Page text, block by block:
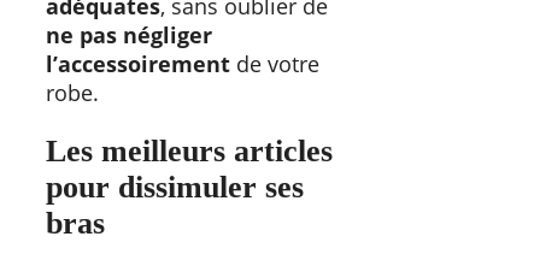
adéquates, sans oublier de
ne pas négliger
l’accessoirement de votre
robe.
Les meilleurs articles
pour dissimuler ses
bras